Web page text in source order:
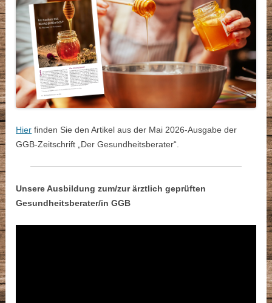
Hier finden Sie den Artikel aus der Mai 2026-Ausgabe der
GGB-Zeitschrift „Der Gesundheitsberater“.
Unsere Ausbildung zum/zur ärztlich geprüften
Gesundheitsberater/in GGB